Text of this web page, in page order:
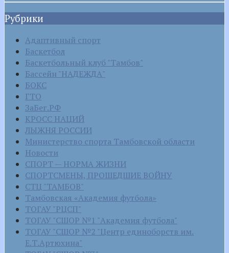
Рубрики
Адаптивный спорт
Баскетбол
Баскетбольный клуб "Тамбов"
Бассейн "НАДЕЖДА"
БОКС
ГТО
ЗаБег.РФ
КРОСС НАЦИЙ
ЛЫЖНЯ РОССИИ
Министерство спорта Тамбовской области
Новости
СПОРТ — НОРМА ЖИЗНИ
СПОРТСМЕНЫ, ПРОШЕДШИЕ ВОЙНУ
СТЦ "ТАМБОВ"
Тамбовская «Академия футбола»
ТОГАУ "РЦСП"
ТОГАУ "СШОР №1 "Академия футбола"
ТОГАУ "СШОР №2 "Центр единоборств им.
Е.Т.Артюхина"